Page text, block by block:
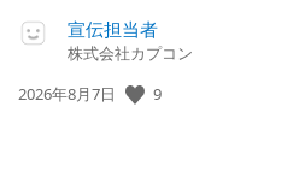
宣伝担当者
株式会社カプコン
公
2026年8月7日 9